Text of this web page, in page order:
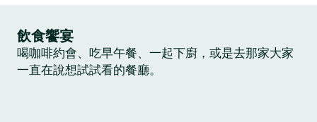
飲食饗宴
喝咖啡約會、吃早午餐、一起下廚，或是去那家大家
一直在說想試試看的餐廳。